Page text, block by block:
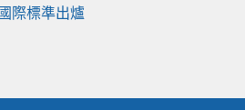
際標準出爐